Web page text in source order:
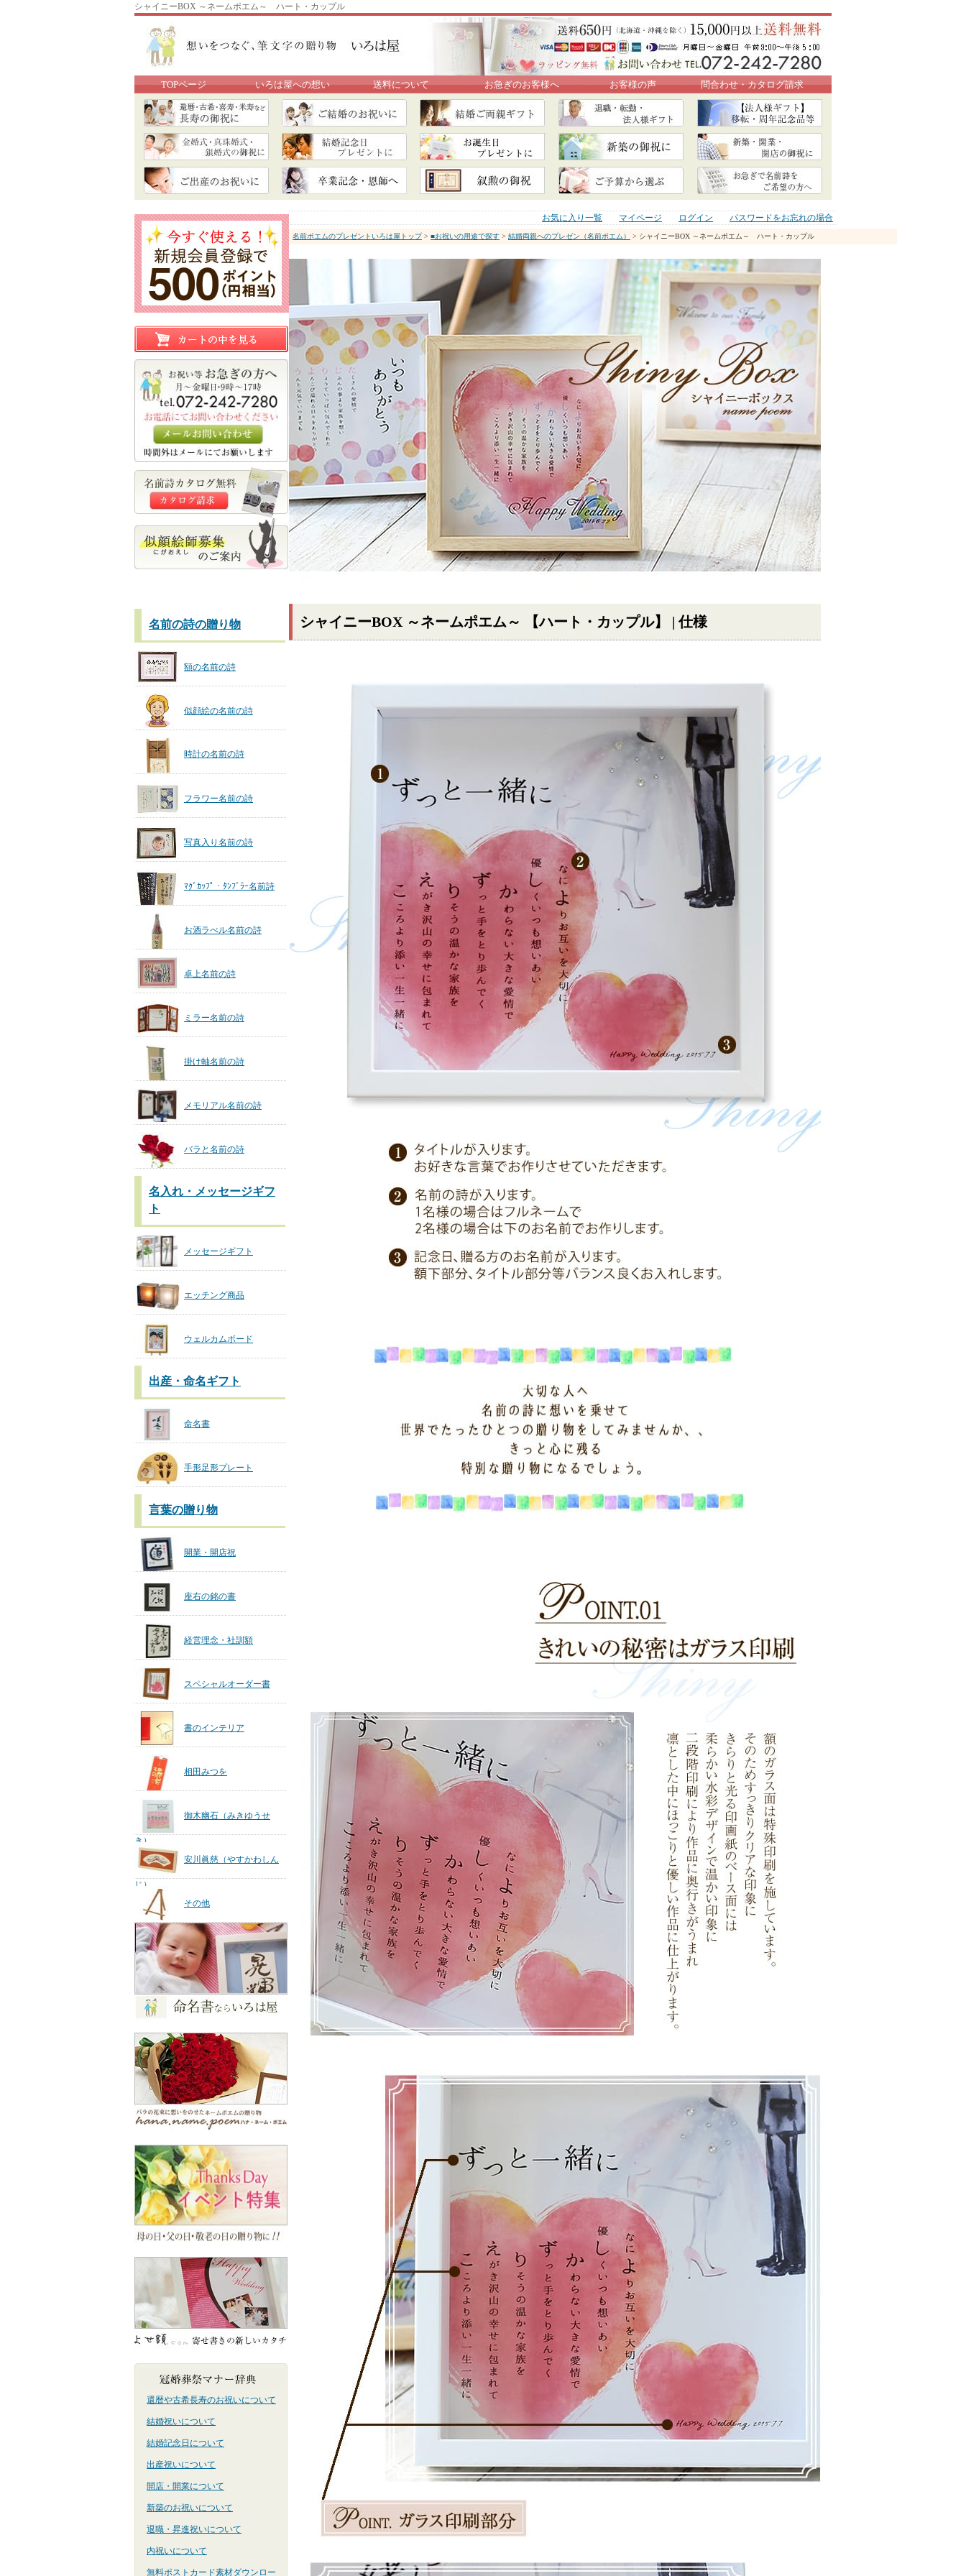
シャイニーBOX ～ネームポエム～ ハート・カップル
TOPページ いろは屋への想い 送料について お急ぎのお客様へ お客様の声 問合わせ・カタログ請求
名前の詩の贈り物
額の名前の詩
似顔絵の名前の詩
時計の名前の詩
フラワー名前の詩
写真入り名前の詩
ﾏｸﾞｶｯﾌﾟ・ﾀﾝﾌﾞﾗｰ名前詩
お酒ラべル名前の詩
卓上名前の詩
ミラー名前の詩
掛け軸名前の詩
メモリアル名前の詩
バラと名前の詩
名入れ・メッセージギフ
ト
メッセージギフト
エッチング商品
ウェルカムボード
出産・命名ギフト
命名書
手形足形プレート
言葉の贈り物
開業・開店祝
座右の銘の書
経営理念・社訓額
スペシャルオーダー書
書のインテリア
相田みつを
御木幽石（みきゆうせ
き）
安川眞慈（やすかわしん
じ）
その他
還暦や古希長寿のお祝いについて
結婚祝いについて
結婚記念日について
出産祝いについて
開店・開業について
新築のお祝いについて
退職・昇進祝いについて
内祝いについて
無料ポストカード素材ダウンロー
お気に入り一覧 マイページ ログイン パスワードをお忘れの場合
名前ポエムのプレゼントいろは屋トップ> ■お祝いの用途で探す > 結婚両親へのプレゼン（名前ポエム） > シャイニーBOX ～ネームポエム～ ハート・カップル
シャイニーBOX ～ネームポエム～ 【ハート・カップル】 | 仕様